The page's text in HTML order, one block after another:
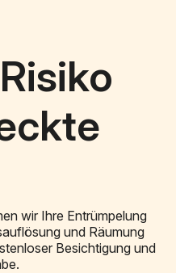
wir Ihre Entrümpelung
und Räumung
Besichtigung und